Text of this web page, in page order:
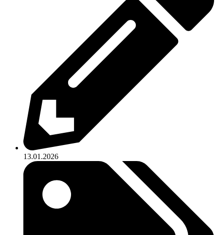
13.01.2026